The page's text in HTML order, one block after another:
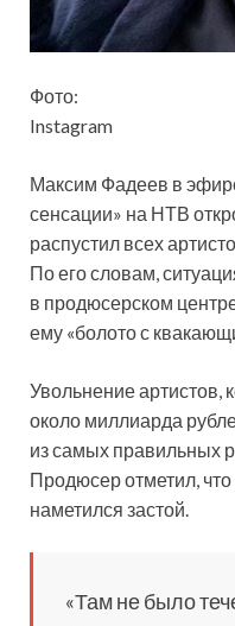
Фото:
Instagram
Максим Фадеев в
сенсации» на НТВ
распустил всех
По его словам,
в продюсерском
ему «болотос
Увольнение артистов,
около миллиарда
из самых правильных
Продюсер отметил,
наметился застой.
«Там не было